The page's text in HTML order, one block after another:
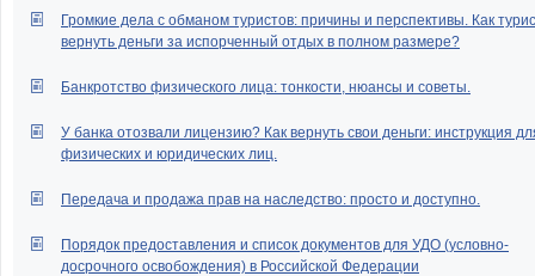
Громкие дела с обманом туристов: причины и перспективы. Как
вернуть деньги за испорченный отдых в полном размере?
Банкротство физического лица: тонкости, нюансы и советы.
У банка отозвали лицензию? Как вернуть свои деньги: инструкция
физических и юридических лиц.
Передача и продажа прав на наследство: просто и доступно.
Порядок предоставления и список документов для УДО (условно-
досрочного освобождения) в Российской Федерации